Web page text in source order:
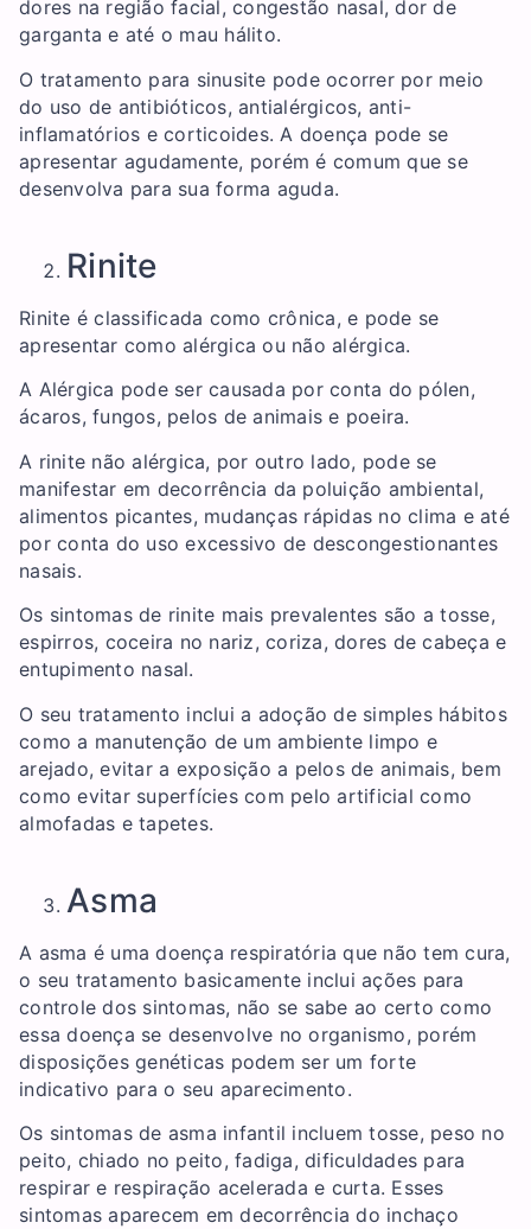
dores na região facial, congestão nasal, dor de
garganta e até o mau hálito.
O tratamento para sinusite pode ocorrer por meio
do uso de antibióticos, antialérgicos, anti-
inflamatórios e corticoides. A doença pode se
apresentar agudamente, porém é comum que se
desenvolva para sua forma aguda.
Rinite
Rinite é classificada como crônica, e pode se
apresentar como alérgica ou não alérgica.
A Alérgica pode ser causada por conta do pólen,
ácaros, fungos, pelos de animais e poeira.
A rinite não alérgica, por outro lado, pode se
manifestar em decorrência da poluição ambiental,
alimentos picantes, mudanças rápidas no clima e até
por conta do uso excessivo de descongestionantes
nasais.
Os sintomas de rinite mais prevalentes são a tosse,
espirros, coceira no nariz, coriza, dores de cabeça e
entupimento nasal.
O seu tratamento inclui a adoção de simples hábitos
como a manutenção de um ambiente limpo e
arejado, evitar a exposição a pelos de animais, bem
como evitar superfícies com pelo artificial como
almofadas e tapetes.
Asma
A asma é uma doença respiratória que não tem cura,
o seu tratamento basicamente inclui ações para
controle dos sintomas, não se sabe ao certo como
essa doença se desenvolve no organismo, porém
disposições genéticas podem ser um forte
indicativo para o seu aparecimento.
Os sintomas de asma infantil incluem tosse, peso no
peito, chiado no peito, fadiga, dificuldades para
respirar e respiração acelerada e curta. Esses
sintomas aparecem em decorrência do inchaço